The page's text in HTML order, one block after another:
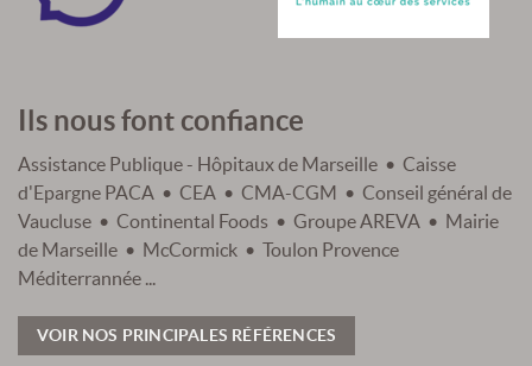
Ils nous font confiance
Assistance Publique - Hôpitaux de Marseille • Caisse
d'Epargne PACA • CEA • CMA-CGM • Conseil général de
Vaucluse • Continental Foods • Groupe AREVA • Mairie
de Marseille • McCormick • Toulon Provence
Méditerrannée ...
VOIR NOS PRINCIPALES RÉFÉRENCES